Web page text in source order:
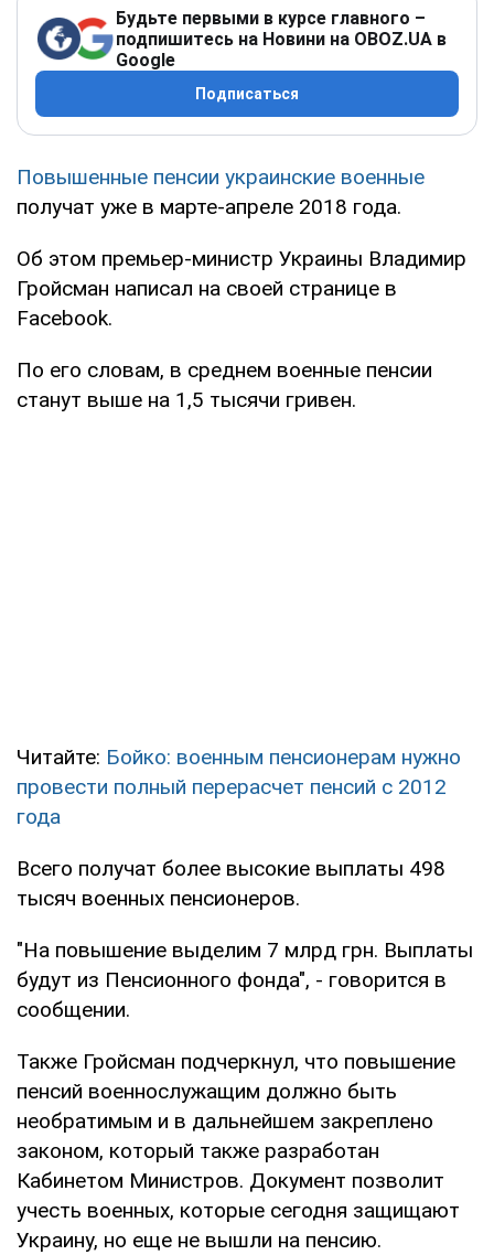
Будьте первыми в курсе главного –
подпишитесь на Новини на OBOZ.UA в
Google
Подписаться
Повышенные пенсии украинские военные
получат уже в марте-апреле 2018 года.
Об этом премьер-министр Украины Владимир
Гройсман написал на своей странице в
Facebook.
По его словам, в среднем военные пенсии
станут выше на 1,5 тысячи гривен.
Читайте: Бойко: военным пенсионерам нужно
провести полный перерасчет пенсий с 2012
года
Всего получат более высокие выплаты 498
тысяч военных пенсионеров.
"На повышение выделим 7 млрд грн. Выплаты
будут из Пенсионного фонда", - говорится в
сообщении.
Также Гройсман подчеркнул, что повышение
пенсий военнослужащим должно быть
необратимым и в дальнейшем закреплено
законом, который также разработан
Кабинетом Министров. Документ позволит
учесть военных, которые сегодня защищают
Украину, но еще не вышли на пенсию.